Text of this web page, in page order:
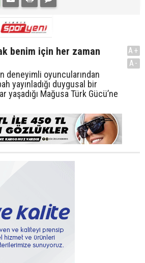
benim için her zaman
deneyimli oyuncularından
yayınladığı duygusal bir
yaşadığı Mağusa Türk Gücü’ne
A+
A-